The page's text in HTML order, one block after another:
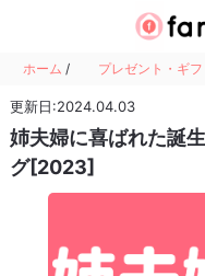
ホーム / プレゼント・ギフ
更新日:2024.04.03
姉夫婦に喜ばれた誕
グ[2023]